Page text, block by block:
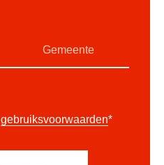
gebruiksvoorwaarden*